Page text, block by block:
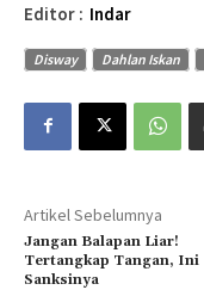
Editor : Indar
Disway Dahlan Iskan
Artikel Sebelumnya
Jangan Balapan Liar!
Tertangkap Tangan, Ini
Sanksinya